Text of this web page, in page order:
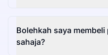
Bolehkah saya
sahaja?